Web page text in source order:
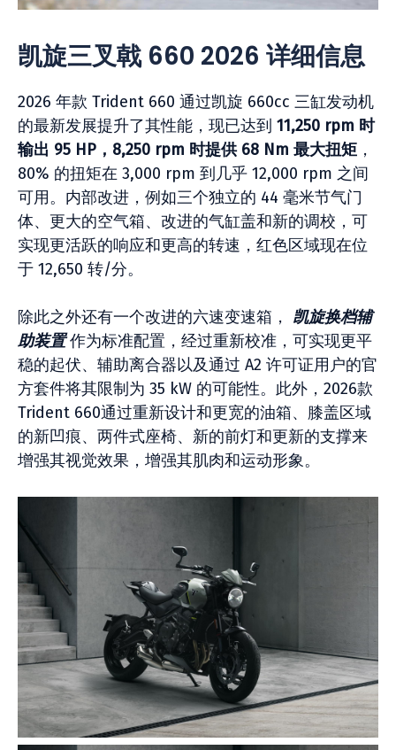
凯旋三叉戟 660 2026 详细信息
2026 年款 Trident 660 通过凯旋 660cc 三缸发动机
的最新发展提升了其性能，现已达到 11,250 rpm 时
输出 95 HP，8,250 rpm 时提供 68 Nm 最大扭矩 ，
80% 的扭矩在 3,000 rpm 到几乎 12,000 rpm 之间
可用。内部改进，例如三个独立的 44 毫米节气门
体、更大的空气箱、改进的气缸盖和新的调校，可
实现更活跃的响应和更高的转速，红色区域现在位
于 12,650 转/分。
除此之外还有一个改进的六速变速箱， 凯旋换档辅
助装置作为标准配置，经过重新校准，可实现更平
稳的起伏、辅助离合器以及通过 A2 许可证用户的官
方套件将其限制为 35 kW 的可能性。此外，2026款
Trident 660通过重新设计和更宽的油箱、膝盖区域
的新凹痕、两件式座椅、新的前灯和更新的支撑来
增强其视觉效果，增强其肌肉和运动形象。